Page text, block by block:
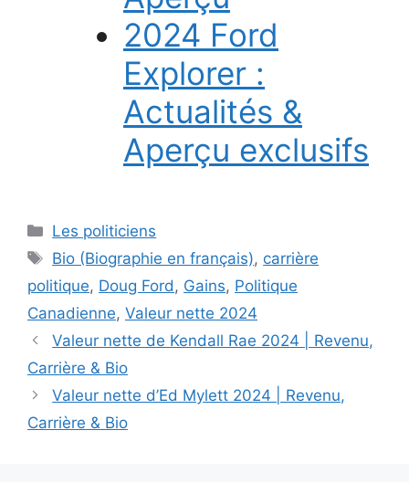
2024 Ford
Explorer :
Actualités &
Aperçu exclusifs
Categories
Les politiciens
Tags
Bio (Biographie en français), carrière
politique, Doug Ford , Gains, Politique
Canadienne, Valeur nette 2024
Valeur nette de Kendall Rae 2024 | Revenu,
Carrière & Bio
Valeur nette d’Ed Mylett 2024 | Revenu,
Carrière & Bio